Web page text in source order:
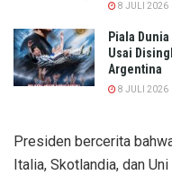
8 JULI 2026
Piala
Usai
Argentina
8 JULI 2026
Presiden bercerita
Italia, Skotlandia, dan